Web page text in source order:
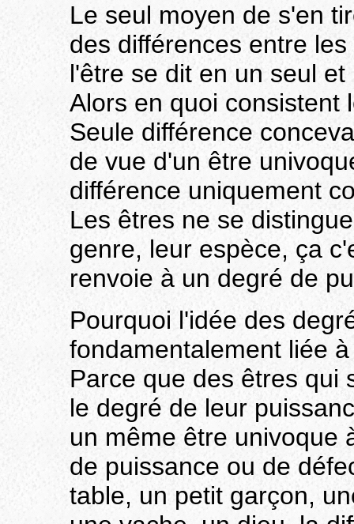
Le seul moyen de s'en
des différences entre
l'être se dit en un seul
Alors en quoi consistent
Seule différence
de vue d'un être
différence uniquement
Les êtres ne se
genre, leur espèce, ça
renvoie à un degré de
Pourquoi l'idée des
fondamentalement liée
Parce que des êtres qui
le degré de leur
un même être univoque
de puissance ou de
table, un petit garçon,